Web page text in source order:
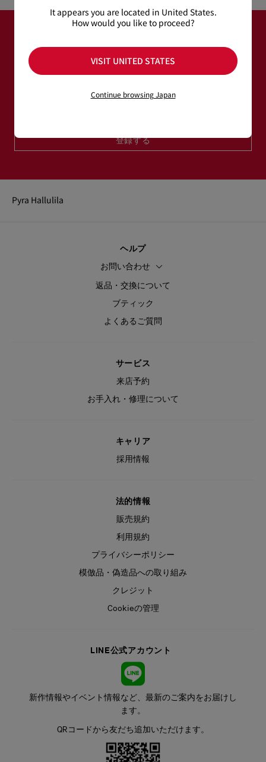
力強い印象を与えます。
さらに、メゾン クリスチャン ルブタンならではのルビーレッド
ソールが、他にはないアクセントを加えています。
ブラック
カーフレザー
ニュースレター登録
登録する
Pyra Hallulila
ヘルプ
お問い合わせ
返品・交換について
ブティック
よくあるご質問
サービス
来店予約
お手入れ・修理について
キャリア
採用情報
法的情報
販売規約
利用規約
プライバシーポリシー
模倣品・偽造品への取り組み
クレジット
Cookieの管理
LINE公式アカウント
新作情報やイベント情報など、最新のご案内をお届けし
ます。
QRコードから友だち追加いただけます。
It appears you are located in United States.
How would you like to proceed?
VISIT UNITED STATES
Continue browsing Japan